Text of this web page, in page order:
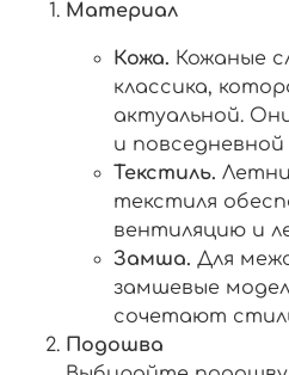
Материал
Кожа. Кожаные
классика,
актуальной.
и повседневной
Текстиль.
текстиля
вентиляцию и
Замша. Для
замшевые
сочетают
Подошва